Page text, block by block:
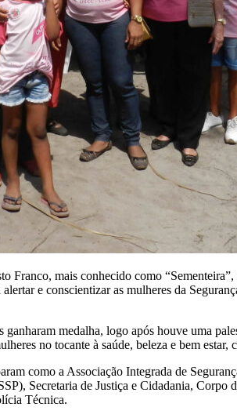
Franco, mais conhecido como
e conscientizar as mulheres da
medalha, logo após houve uma
no tocante à saúde, beleza e bem
como a Associação Integrada de
Secretaria de Justiça e Cidadania,
Técnica.